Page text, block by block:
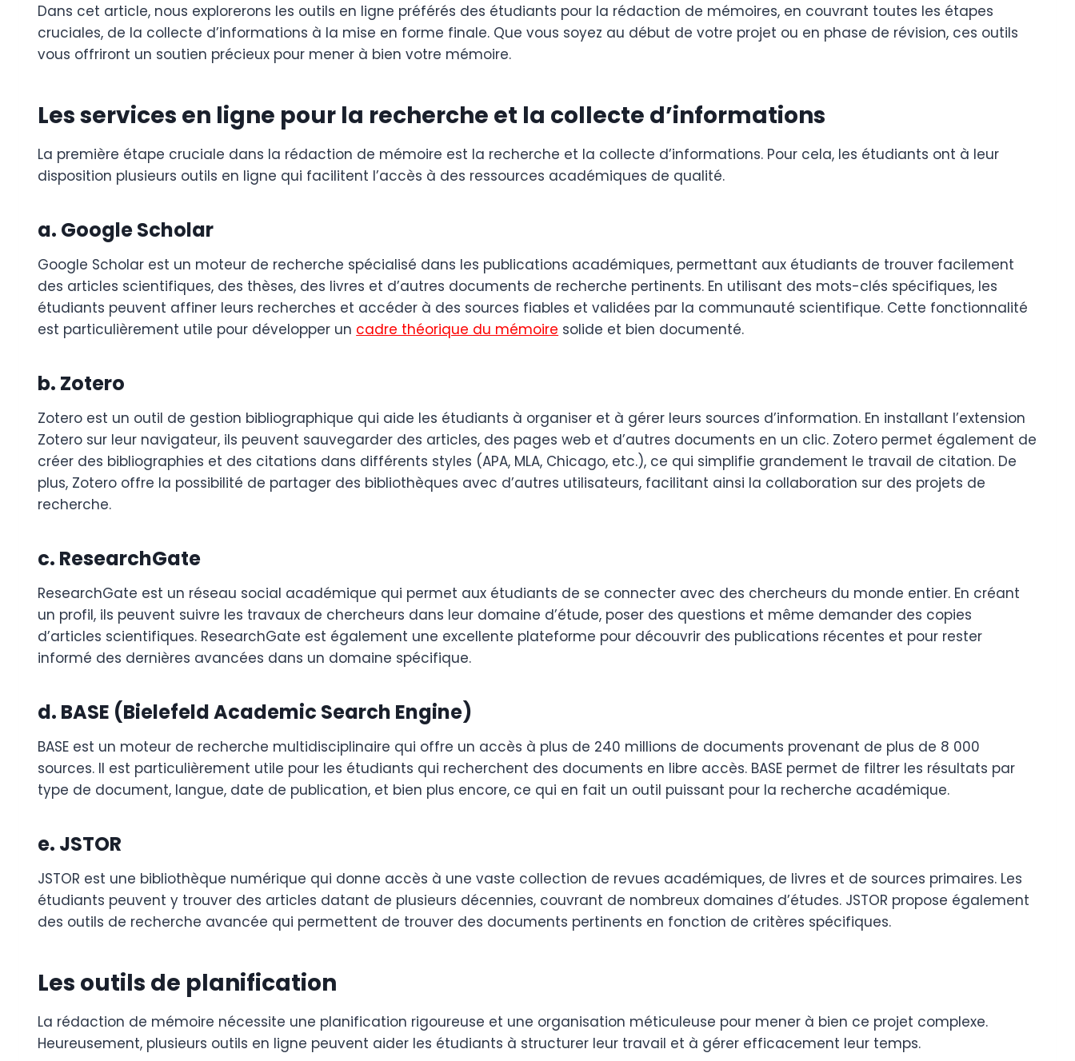
Dans cet article, nous explorerons les outils en ligne préférés des étudiants pour la rédaction de mémoires, en couvrant toutes les étapes
cruciales, de la collecte d’informations à la mise en forme finale. Que vous soyez au début de votre projet ou en phase de révision, ces outils
vous offriront un soutien précieux pour mener à bien votre mémoire.
Les services en ligne pour la recherche et la collecte d’informations
La première étape cruciale dans la rédaction de mémoire est la recherche et la collecte d’informations. Pour cela, les étudiants ont à leur
disposition plusieurs outils en ligne qui facilitent l’accès à des ressources académiques de qualité.
a. Google Scholar
Google Scholar est un moteur de recherche spécialisé dans les publications académiques, permettant aux étudiants de trouver facilement
des articles scientifiques, des thèses, des livres et d’autres documents de recherche pertinents. En utilisant des mots-clés spécifiques, les
étudiants peuvent affiner leurs recherches et accéder à des sources fiables et validées par la communauté scientifique. Cette fonctionnalité
est particulièrement utile pour développer un cadre théorique du mémoire solide et bien documenté.
b. Zotero
Zotero est un outil de gestion bibliographique qui aide les étudiants à organiser et à gérer leurs sources d’information. En installant l’extension
Zotero sur leur navigateur, ils peuvent sauvegarder des articles, des pages web et d’autres documents en un clic. Zotero permet également de
créer des bibliographies et des citations dans différents styles (APA, MLA, Chicago, etc.), ce qui simplifie grandement le travail de citation. De
plus, Zotero offre la possibilité de partager des bibliothèques avec d’autres utilisateurs, facilitant ainsi la collaboration sur des projets de
recherche.
c. ResearchGate
ResearchGate est un réseau social académique qui permet aux étudiants de se connecter avec des chercheurs du monde entier. En créant
un profil, ils peuvent suivre les travaux de chercheurs dans leur domaine d’étude, poser des questions et même demander des copies
d’articles scientifiques. ResearchGate est également une excellente plateforme pour découvrir des publications récentes et pour rester
informé des dernières avancées dans un domaine spécifique.
d. BASE (Bielefeld Academic Search Engine)
BASE est un moteur de recherche multidisciplinaire qui offre un accès à plus de 240 millions de documents provenant de plus de 8 000
sources. Il est particulièrement utile pour les étudiants qui recherchent des documents en libre accès. BASE permet de filtrer les résultats par
type de document, langue, date de publication, et bien plus encore, ce qui en fait un outil puissant pour la recherche académique.
e. JSTOR
JSTOR est une bibliothèque numérique qui donne accès à une vaste collection de revues académiques, de livres et de sources primaires. Les
étudiants peuvent y trouver des articles datant de plusieurs décennies, couvrant de nombreux domaines d’études. JSTOR propose également
des outils de recherche avancée qui permettent de trouver des documents pertinents en fonction de critères spécifiques.
Les outils de planification
La rédaction de mémoire nécessite une planification rigoureuse et une organisation méticuleuse pour mener à bien ce projet complexe.
Heureusement, plusieurs outils en ligne peuvent aider les étudiants à structurer leur travail et à gérer efficacement leur temps.